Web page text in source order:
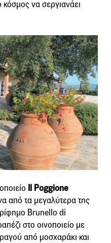
να σεργιανάει
Il Poggione
από τα μεγαλύτερα της
Βrunello di
στο οινοποιείο με
από μοσχαράκι και